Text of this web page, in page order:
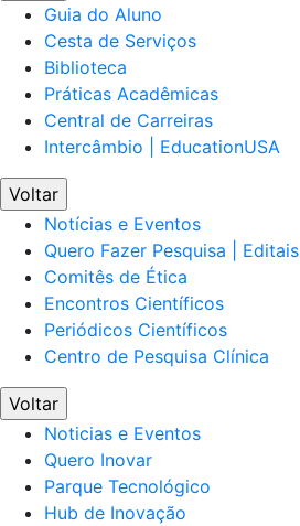
Guia do Aluno
Cesta de Serviços
Biblioteca
Práticas Acadêmicas
Central de Carreiras
Intercâmbio | EducationUSA
Voltar
Notícias e Eventos
Quero Fazer Pesquisa | Editais
Comitês de Ética
Encontros Científicos
Periódicos Científicos
Centro de Pesquisa Clínica
Voltar
Noticias e Eventos
Quero Inovar
Parque Tecnológico
Hub de Inovação